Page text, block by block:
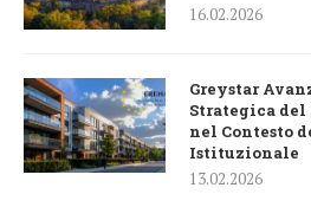
16.02.2026
Greystar
Strategica del
nel Contesto
Istituzionale
13.02.2026